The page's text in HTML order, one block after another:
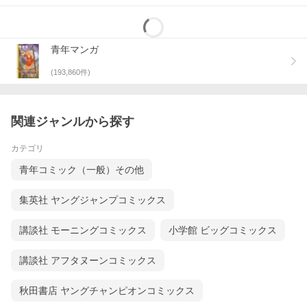
青年マンガ
(193,860件)
関連ジャンルから探す
カテゴリ
青年コミック（一般）その他
集英社 ヤングジャンプコミックス
講談社 モーニングコミックス 小学館 ビッグコミックス
講談社 アフタヌーンコミックス
秋田書店 ヤングチャンピオンコミックス